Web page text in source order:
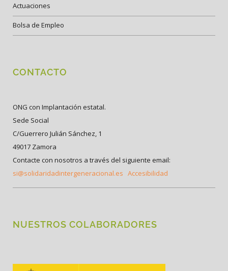
Actuaciones
Bolsa de Empleo
CONTACTO
ONG con Implantación estatal.
Sede Social
C/Guerrero Julián Sánchez, 1
49017 Zamora
Contacte con nosotros a través del siguiente email:
si@solidaridadintergeneracional.es Accesibilidad
NUESTROS COLABORADORES